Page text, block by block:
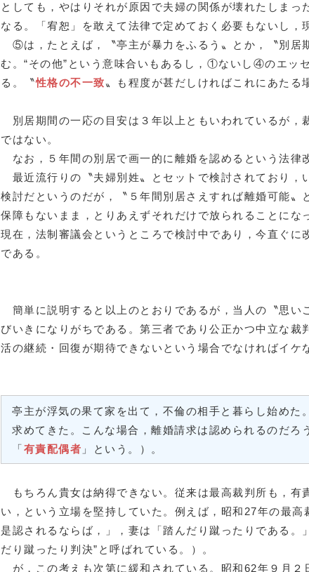
としても，やはりそれが原因で夫婦の関係が壊れたしまっ
なる。「宥恕」を敢えて法律で定めておく必要もないし，
⑤は，たとえば，〝亭主が暴力をふるう〟とか，〝別居
む。“その他”という意味合いもあるし，①ないし④のエッ
る。〝性格の不一致〟も程度が甚だしければこれにあたる
別居期間の一応の目安は３年以上ともいわれているが，
ではない。
なお，５年間の別居で画一的に離婚を認めるという法律
最近流行りの〝夫婦別姓〟とセットで検討されており，
検討だというのだが，〝５年間別居さえすれば離婚可能〟
保障もないまま，とりあえずそれだけで放られることにな
現在，法制審議会というところで検討中であり，今直ぐに
である。
簡単に説明すると以上のとおりであるが，当人の〝思い
びいきになりがちである。第三者であり公正かつ中立な裁
活の継続・回復が期待できないという場合でなければイケ
亭主が浮気の果て家を出て，不倫の相手と暮らし始めた
求めてきた。こんな場合，離婚請求は認められるのだろ
「有責配偶者 」という。）。
もちろん貴女は納得できない。従来は最高裁判所も，有
い，という立場を堅持していた。例えば，昭和27年の最
是認されるならば，」，妻は「踏んだり蹴ったりである。
だり蹴ったり判決”と呼ばれている。）。
が，この考えも次第に緩和されている。昭和62年９月